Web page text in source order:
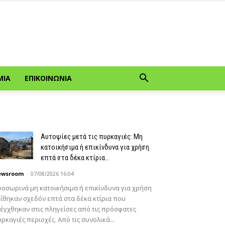
ΕΠΙΚΟΙΝΩΝΊΑ
Αυτοψίες μετά τις πυρκαγιές: Μη
κατοικήσιμα ή επικίνδυνα για χρήση
επτά στα δέκα κτίρια...
- 07/08/2026 16:04
μη κατοικήσιμα ή επικίνδυνα για χρήση
σχεδόν επτά στα δέκα κτίρια που
στις πληγείσες από τις πρόσφατες
περιοχές. Από τις συνολικά...